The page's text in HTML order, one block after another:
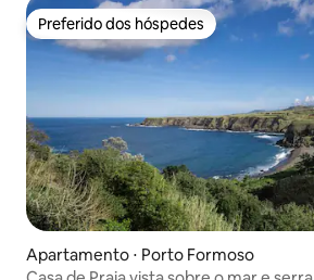
Preferido dos hóspedes
Preferido dos hóspedes
Apartamento ⋅ Porto Formoso